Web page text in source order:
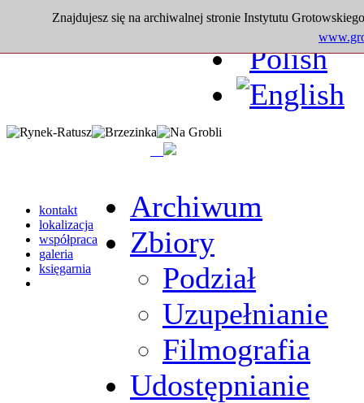
Znajdujesz się na archiwalnej stronie Instytutu
kontakt
lokalizacja
współpraca
galeria
księgarnia
Archiwum
Zbiory
Podział
Uzupełnianie
Filmografia
Udostępnianie